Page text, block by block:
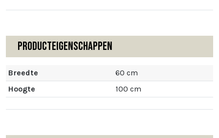
Producteigenschappen
Breedte
60 cm
Hoogte
100 cm